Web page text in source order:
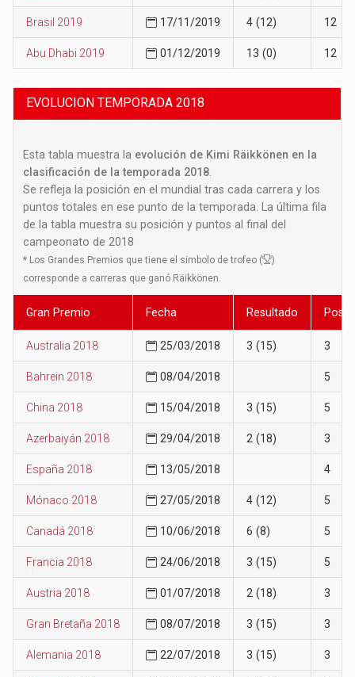
Brasil 2019 17/11/2019 4 (12) 12
Abu Dhabi 2019 01/12/2019 13 (0) 12
EVOLUCION TEMPORADA 2018
Esta tabla muestra la evolución de Kimi Räikkönen en la
clasificación de la temporada 2018
Se refleja la posición en el mundial tras cada carrera y los
puntos totales en ese punto de la temporada. La última fila
de la tabla muestra su posición y puntos al final del
campeonato de 2018
* Los Grandes Premios que tiene el simbolo de trofeo (
)
corresponde a carreras que ganó Räikkönen.
Gran Premio Fecha Resultado
Australia 2018 25/03/2018 3 (15) 3
Bahrein 2018 08/04/2018 5
China 2018 15/04/2018 3 (15) 5
Azerbaiyán 2018 29/04/2018 2 (18) 3
España 2018 13/05/2018 4
Mónaco 2018 27/05/2018 4 (12) 5
Canadá 2018 10/06/2018 6 (8) 5
Francia 2018 24/06/2018 3 (15) 5
Austria 2018 01/07/2018 2 (18) 3
Gran Bretaña 2018 08/07/2018 3 (15) 3
Alemania 2018 22/07/2018 3 (15) 3